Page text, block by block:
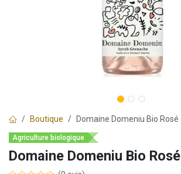
Boutique Domaine Domeniu Bio Rosé
Agriculture biologique
Domaine Domeniu Bio Rosé